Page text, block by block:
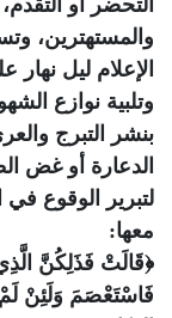
التحضر أو
والمستهترين،
الإعلام ليل
وتلبية نوازع
بنشر التبرج
الدعارة أو غض
لتبرير الوقوع
معها:
﴿قَالَتْ فَذَلِكُنَّ
فَاسْتَعْصَمَ وَلَئِنْ